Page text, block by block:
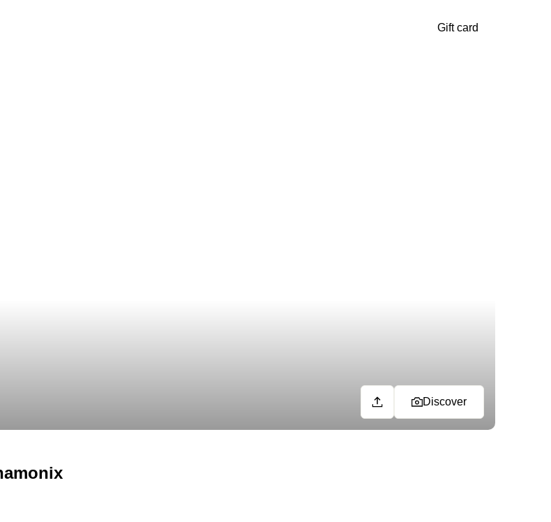
Gift card
Discover